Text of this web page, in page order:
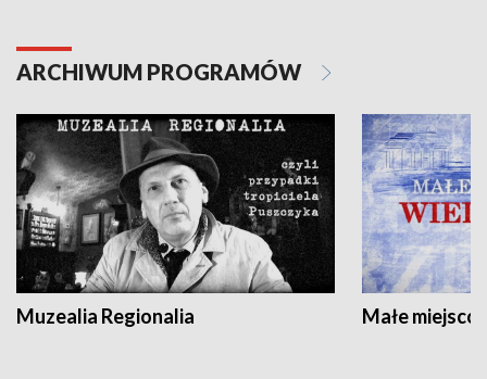
ARCHIWUM PROGRAMÓW
Muzealia Regionalia Małe